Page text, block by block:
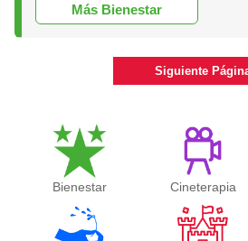
Más Bienestar
Siguiente
Bienestar Cineterapia